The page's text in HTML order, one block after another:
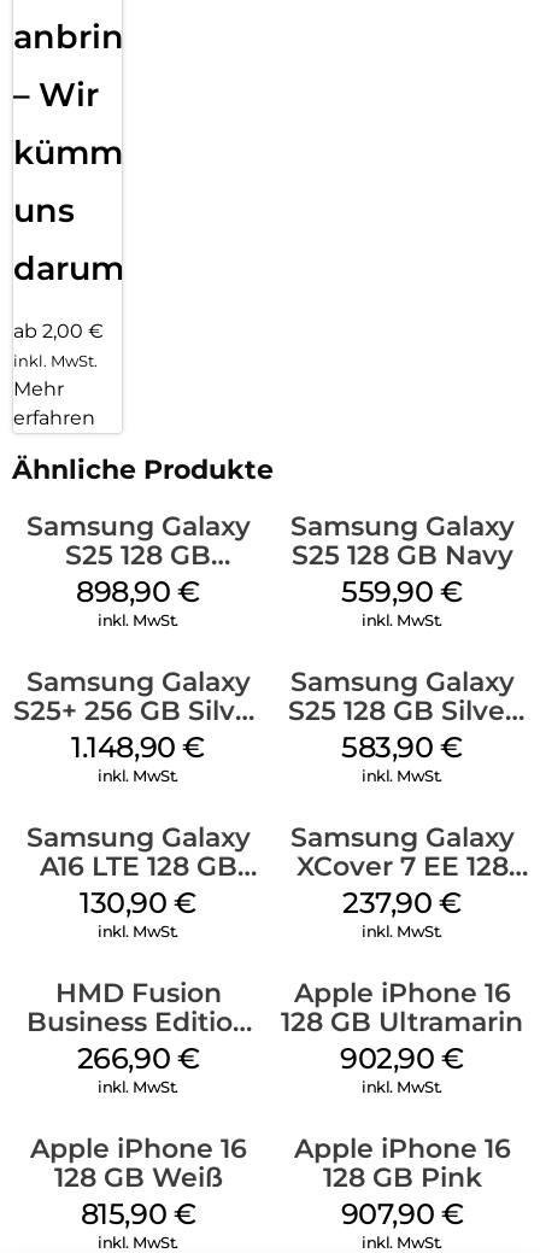
anbringen
– Wir
kümmern
uns
darum!
ab 2,00 €
inkl. MwSt.
Mehr
erfahren
Ähnliche Produkte
Samsung Galaxy
S25 128 GB
Icyblue
898,90€
inkl. MwSt.
Samsung Galaxy
S25 128 GB Navy
559,90€
inkl. MwSt.
Samsung Galaxy
S25+ 256 GB Silver
Shadow
1.148,90€
inkl. MwSt.
Samsung Galaxy
S25 128 GB Silver
Shadow
583,90€
inkl. MwSt.
Samsung Galaxy
A16 LTE 128 GB
Black
130,90€
inkl. MwSt.
Samsung Galaxy
XCover 7 EE 128
GB Black
237,90€
inkl. MwSt.
HMD Fusion
Business Edition
256 GB Grey
266,90 €
inkl. MwSt.
Apple iPhone 16
128 GB Ultramarin
902,90€
inkl. MwSt.
Apple iPhone 16
128 GB Weiß
815,90 €
inkl. MwSt.
Apple iPhone 16
128 GB Pink
907,90 €
inkl. MwSt.